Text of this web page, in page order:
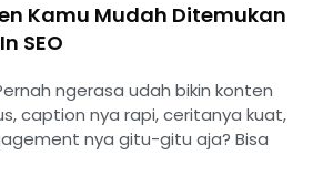
Kamu Mudah Ditemukan
SEO
ngerasa udah bikin konten
caption nya rapi, ceritanya kuat,
nya gitu-gitu aja? Bisa